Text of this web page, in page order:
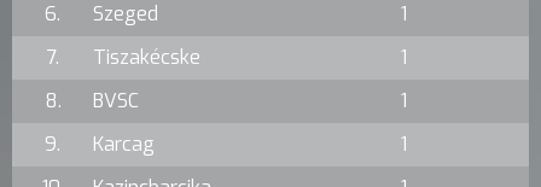
6.
Szeged
1
7.
Tiszakécske
1
8.
BVSC
1
9.
Karcag
1